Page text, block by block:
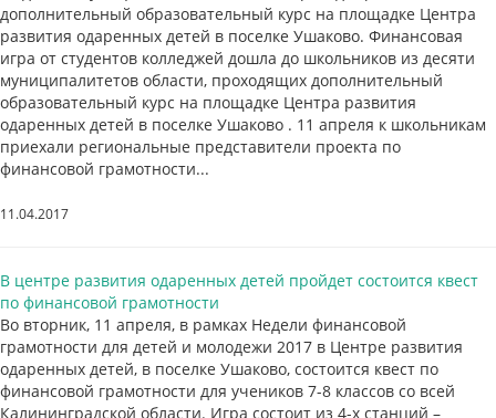
дополнительный образовательный курс на площадке Центра
развития одаренных детей в поселке Ушаково. Финансовая
игра от студентов колледжей дошла до школьников из десяти
муниципалитетов области, проходящих дополнительный
образовательный курс на площадке Центра развития
одаренных детей в поселке Ушаково . 11 апреля к школьникам
приехали региональные представители проекта по
финансовой грамотности...
11.04.2017
В центре развития одаренных детей пройдет состоится квест
по финансовой грамотности
Во вторник, 11 апреля, в рамках Недели финансовой
грамотности для детей и молодежи 2017 в Центре развития
одаренных детей, в поселке Ушаково, состоится квест по
финансовой грамотности для учеников 7-8 классов со всей
Калининградской области. Игра состоит из 4-х станций –